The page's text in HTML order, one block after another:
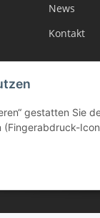
News
Kontakt
gestatten Sie